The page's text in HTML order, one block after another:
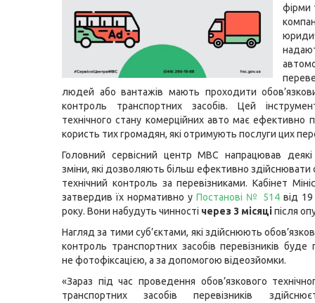
фірми
людей або вантажів мають проходити
контроль транспортних засобів. Цей
технічного стану комерційних авто має ефективно
користь тих громадян, які отримують послуги цих
Головний сервісний центр МВС напрацював деякі
зміни, які дозволяють більш ефективно здійснювати
технічний контроль за перевізниками. Кабінет
затвердив їх нормативно у Постанові № 514 від
року. Вони набудуть чинності через 3 місяціпісля
Нагляд за тими суб’єктами, які здійснюють
контроль транспортних засобів перевізників буде
не фотофіксацією, а за допомогою відеозйомки.
«Зараз під час проведення обов’язкового
транспортних засобів перевізників